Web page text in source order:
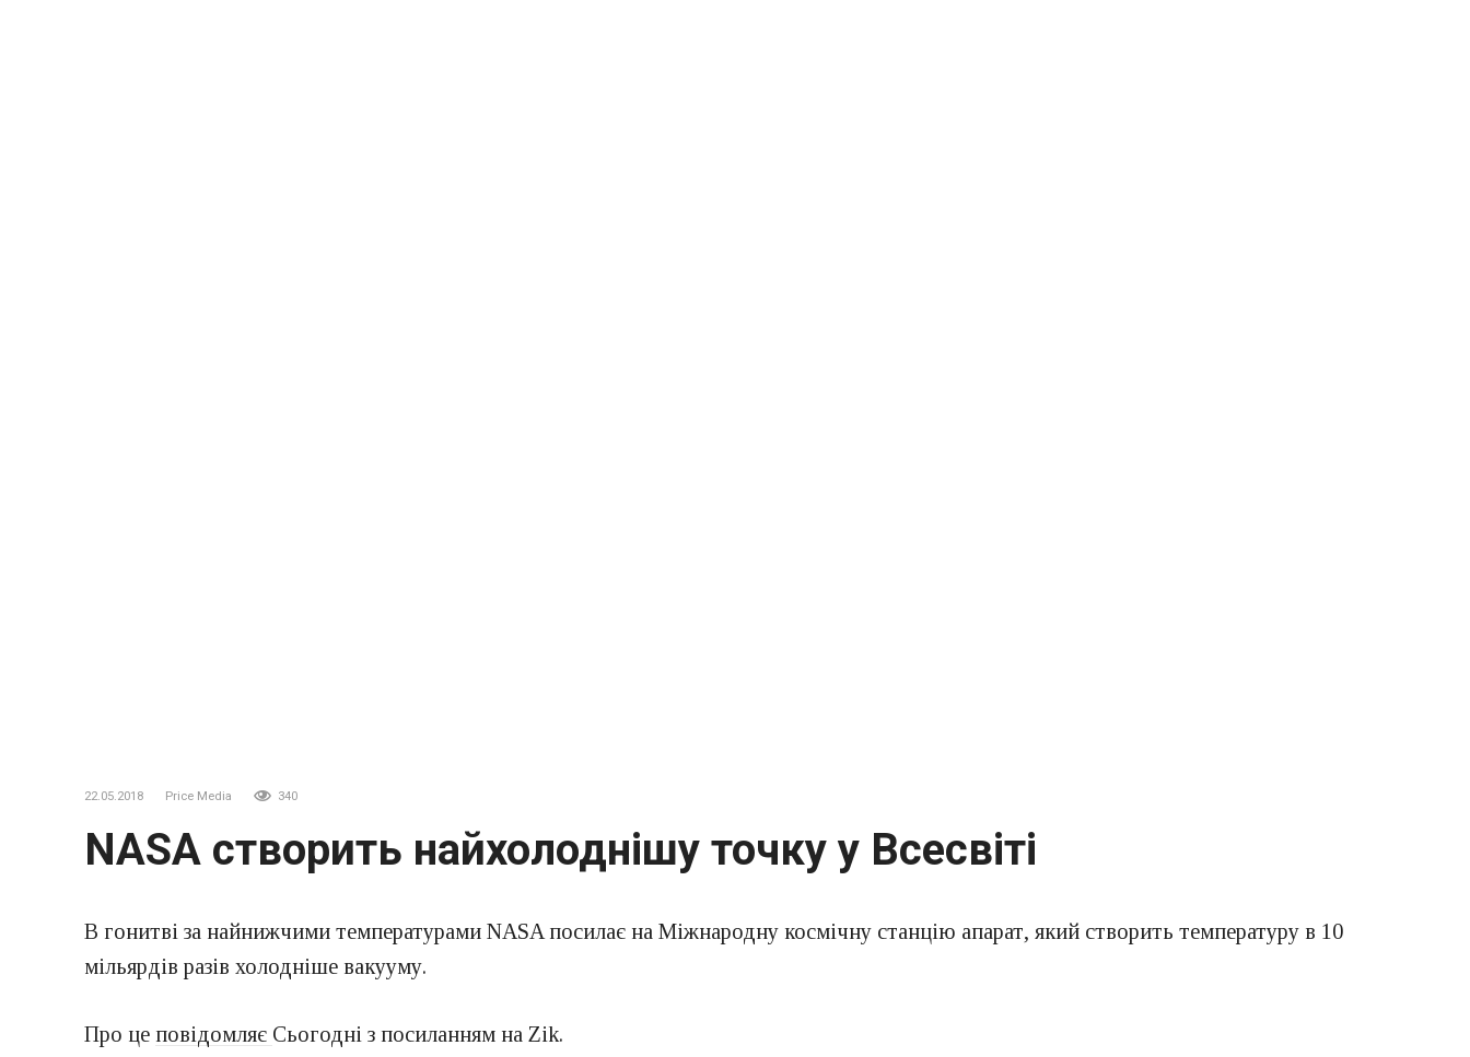
22.05.2018 Price Media 340
NASA створить найхолоднішу точку у Всесвіті
В гонитві за найнижчими температурами NASA посилає на Міжнародну космічну станцію апарат, який створить температуру в 10
мільярдів разів холодніше вакууму.
Про це повідомляє Сьогодні з посиланням на Zik.